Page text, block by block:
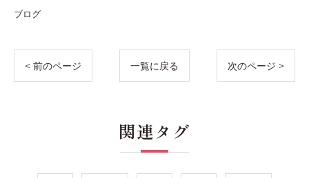
ブログ
< 前のページ 一覧に戻る 次のページ >
関連タグ